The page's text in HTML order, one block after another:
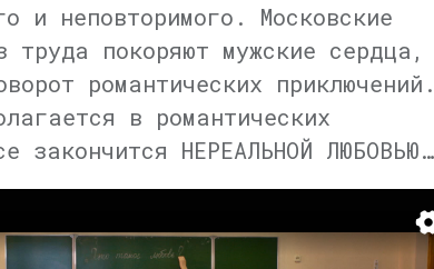
и неповторимого. Московские
труда покоряют мужские сердца,
романтических приключений.
в романтических
закончится НЕРЕАЛЬНОЙ ЛЮБОВЬЮ…